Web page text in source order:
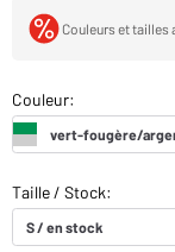
Couleurs et tailles